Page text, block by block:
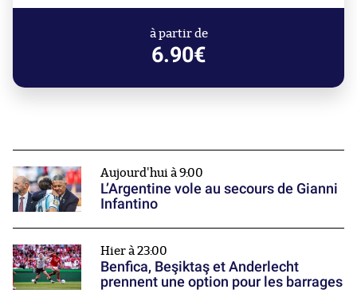
à partir de
6.90€
Aujourd'hui à 9:00
L’Argentine vole au secours de Gianni
Infantino
Hier à 23:00
Benfica, Beşiktaş et Anderlecht
prennent une option pour les barrages